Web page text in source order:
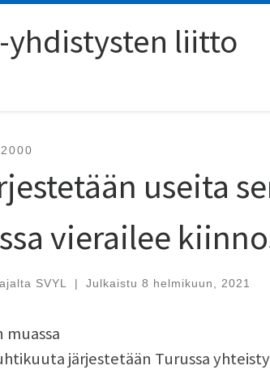
yhdistysten liitto
useita
vierailee
SVYL | Julkaistu 8 helmikuun, 2021
muassa
järjestetään Turussa